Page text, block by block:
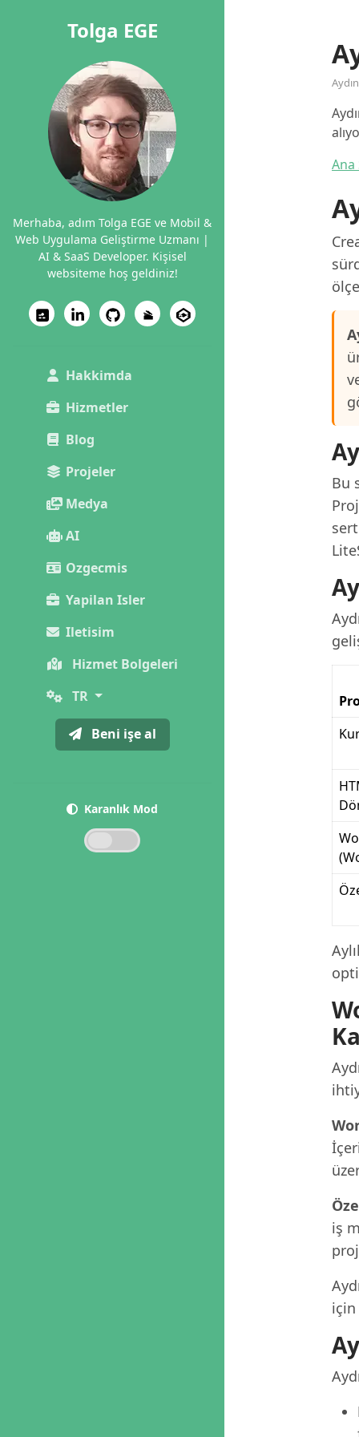
Tolga EGE
Merhaba, adım Tolga EGE ve Mobil &
Web Uygulama Geliştirme Uzmanı |
AI & SaaS Developer. Kişisel
websiteme hoş geldiniz!
Hakkimda
Hizmetler
Blog
Projeler
Medya
AI
Ozgecmis
Yapilan Isler
Iletisim
Hizmet Bolgeleri
TR
Beni işe al
Karanlık Mod
Aydın
Ana
Bu
iş
için